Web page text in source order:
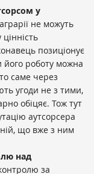
у
не можуть
позиціонує
його роботу можна
саме через
угоди не з тими,
обіцяє. Тож тут
аутсорсера
що вже з ним
над
за